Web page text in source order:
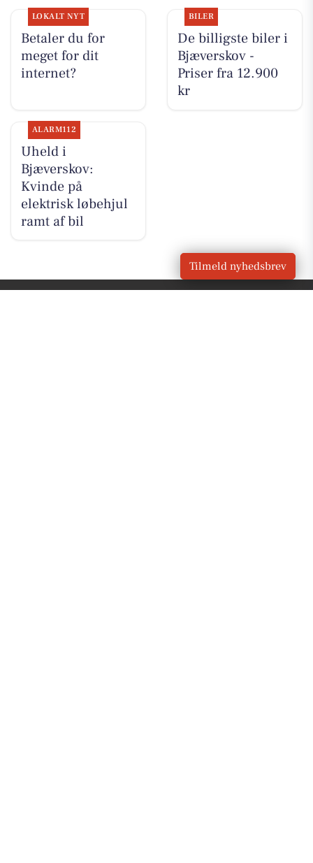
LOKALT NYT
Betaler du for
meget for dit
internet?
BILER
De billigste biler i
Bjæverskov -
Priser fra 12.900
kr
ALARM112
Uheld i
Bjæverskov:
Kvinde på
elektrisk løbehjul
ramt af bil
Tilmeld nyhedsbrev